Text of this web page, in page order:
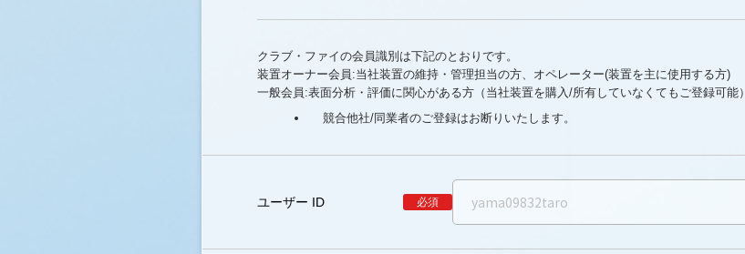
クラブ・ファイの会員識別は下記のとおりです。
装置オーナー会員:当社装置の維持・管理担当の方、オペレーター(装置を主に使用する方)
一般会員:表面分析・評価に関心がある方（当社装置を購入/所有していなくてもご登録可能）
競合他社/同業者のご登録はお断りいたします。
ユーザー ID 必須